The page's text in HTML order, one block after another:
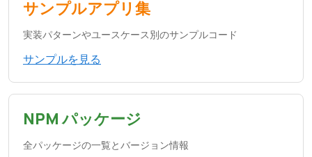
サンプルアプリ集
実装パターンやユースケース別のサンプルコード
サンプルを見る
NPM パッケージ
全パッケージの一覧とバージョン情報